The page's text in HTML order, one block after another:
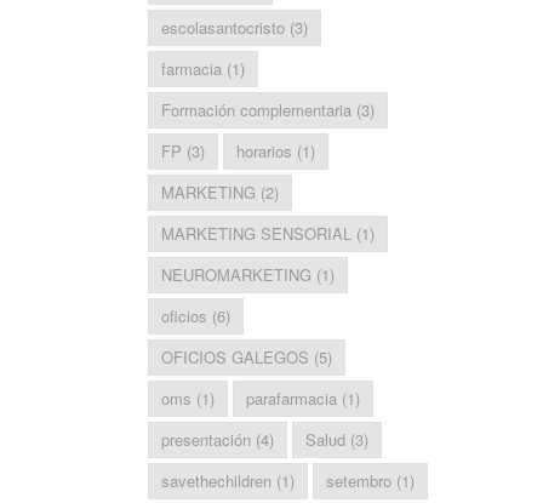
escolasantocristo (3)
farmacia (1)
Formación complementaria (3)
FP (3) horarios (1)
MARKETING (2)
MARKETING SENSORIAL (1)
NEUROMARKETING (1)
oficios (6)
OFICIOS GALEGOS (5)
oms (1) parafarmacia (1)
presentación (4) Salud (3)
savethechildren (1) setembro (1)